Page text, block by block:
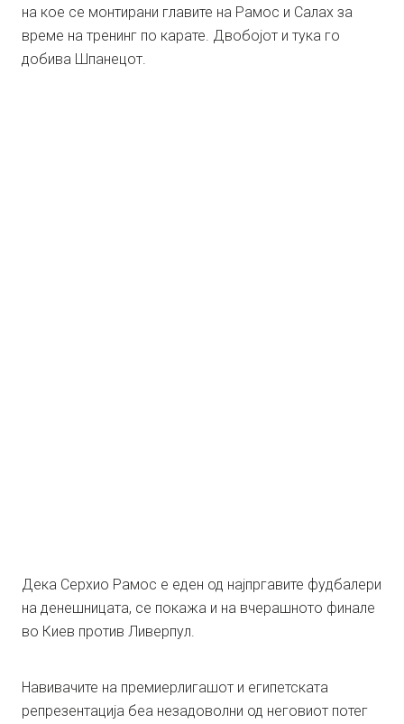
на кое се монтирани главите на Рамос и Салах за
време на тренинг по карате. Двобојот и тука го
добива Шпанецот.
Дека Серхио Рамос е еден од најпргавите фудбалери
на денешницата, се покажа и на вчерашното финале
во Киев против Ливерпул.
Навивачите на премиерлигашот и египетската
репрезентација беа незадоволни од неговиот потег